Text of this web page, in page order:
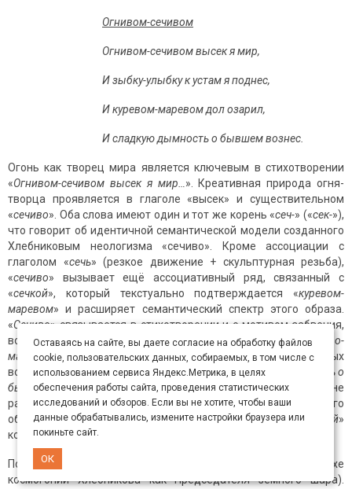
Огнивом-сечивом
Огнивом-сечивом высек я мир,
И зыбку-улыбку к устам я поднес,
И куревом-маревом дол озарил,
И сладкую дымность о бывшем вознес.
Огонь как творец мира является ключевым в стихотворении
«Огнивом-сечивом высек я мир… ». Креативная природа огня-
творца проявляется в глаголе «высек» и существительном
«сечиво». Оба слова имеют один и тот же корень «сеч-» («сек-»),
что говорит об идентичной семантической модели созданного
Хлебниковым неологизма «сечиво». Кроме ассоциации с
глаголом «сечь» (резкое движение + скульптурная резьба),
«сечиво» вызывает ещё ассоциативный ряд, связанный с
«сечкой», который текстуально подтверждается «куревом-
маревом» и расширяет семантический спектр этого образа.
«Сечиво» связывается в стихотворении и с мотивом забвения,
воспоминаний, памяти, так как слова «зыбка-улыбка», «курево-
марево» не что иное, как образы прошлого, приятных
воспоминаний, которые поднимают вверх: « сладкую дымность о
бывшем вознёс». Стихотворение актуализирует не
разрушительную, а жизнетворящую природу амбивалентного
образа огня. Подтверждением этому служит «жизнерадостный»
контекст огнедейства («
Поэт ―первооткрыватель и родитель мира (это в духе
космогонии Хлебникова как Председателя земного шара).
Оставаясь на сайте, вы даете согласие на обработку файлов
cookie, пользовательских данных, собираемых, в том числе с
использованием сервиса Яндекс.Метрика, в целях
обеспечения работы сайта, проведения статистических
исследований и обзоров. Если вы не хотите, чтобы ваши
данные обрабатывались, измените настройки браузера или
покиньте сайт.
ОК